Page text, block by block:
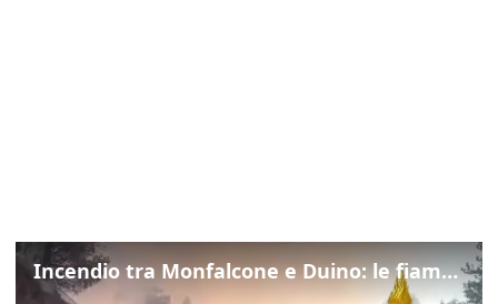
Incendio tra Monfalcone e Duino: le fiamme lambiscono la strada